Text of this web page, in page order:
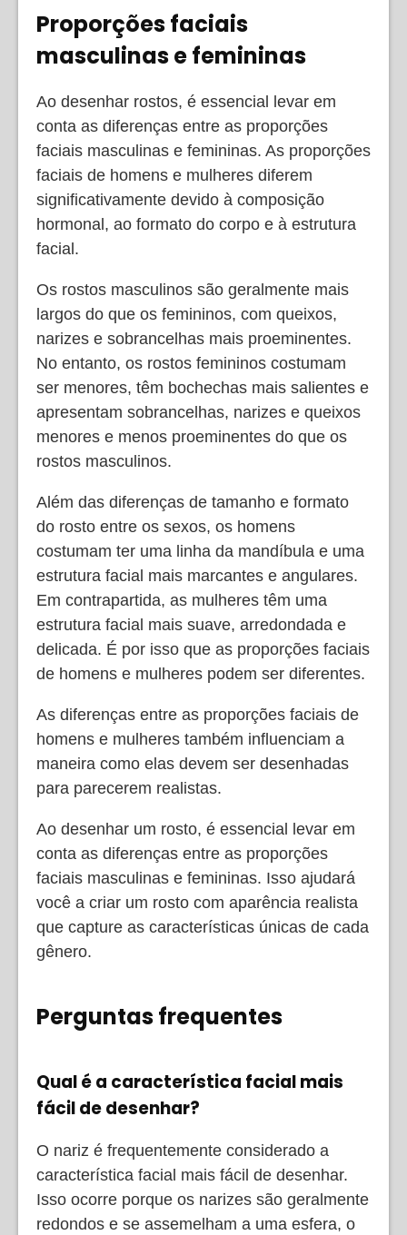
Proporções faciais
masculinas e femininas
Ao desenhar rostos, é essencial levar em
conta as diferenças entre as proporções
faciais masculinas e femininas. As proporções
faciais de homens e mulheres diferem
significativamente devido à composição
hormonal, ao formato do corpo e à estrutura
facial.
Os rostos masculinos são geralmente mais
largos do que os femininos, com queixos,
narizes e sobrancelhas mais proeminentes.
No entanto, os rostos femininos costumam
ser menores, têm bochechas mais salientes e
apresentam sobrancelhas, narizes e queixos
menores e menos proeminentes do que os
rostos masculinos.
Além das diferenças de tamanho e formato
do rosto entre os sexos, os homens
costumam ter uma linha da mandíbula e uma
estrutura facial mais marcantes e angulares.
Em contrapartida, as mulheres têm uma
estrutura facial mais suave, arredondada e
delicada. É por isso que as proporções faciais
de homens e mulheres podem ser diferentes.
As diferenças entre as proporções faciais de
homens e mulheres também influenciam a
maneira como elas devem ser desenhadas
para parecerem realistas.
Ao desenhar um rosto, é essencial levar em
conta as diferenças entre as proporções
faciais masculinas e femininas. Isso ajudará
você a criar um rosto com aparência realista
que capture as características únicas de cada
gênero.
Perguntas frequentes
Qual é a característica facial mais
fácil de desenhar?
O nariz é frequentemente considerado a
característica facial mais fácil de desenhar.
Isso ocorre porque os narizes são geralmente
redondos e se assemelham a uma esfera, o